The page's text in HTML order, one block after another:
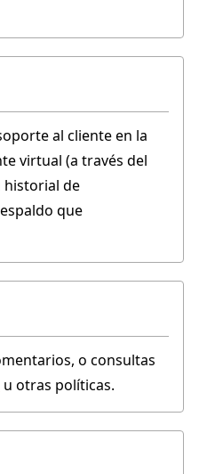
al cliente en la
virtual (a través del
historial de
que
o consultas
u otras políticas.